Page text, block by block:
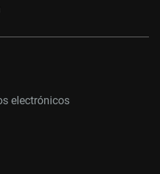
electrónicos